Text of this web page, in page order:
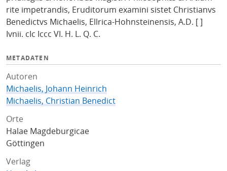
Christianvs Benedictvs Michaelis,
Ellrica-Hohnsteinensis, A.D. [ ] Ivnii. cIc
Iccc VI. H. L. Q. C.
rite impetrandis, Eruditorum examini sistet Christianvs
Benedictvs Michaelis, Ellrica-Hohnsteinensis, A.D. [ ]
Ivnii. cIc Iccc VI. H. L. Q. C.
METADATEN
Autoren
Michaelis, Johann Heinrich
Michaelis, Christian Benedict
Orte
Halae Magdeburgicae
Göttingen
Verlag